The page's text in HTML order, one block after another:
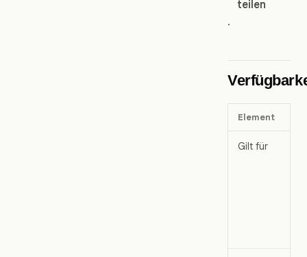
teilen
.
Element
Gilt für